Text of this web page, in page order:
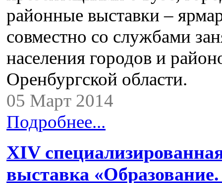
районные выставки –
совместно со службами
населения городов и
Оренбургской области.
05 Март 2014
Подробнее...
XΙV
выставка